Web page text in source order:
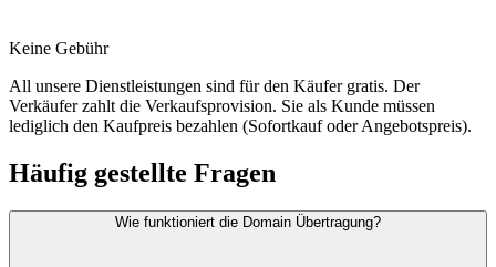
Keine Gebühr
All unsere Dienstleistungen sind für den Käufer gratis. Der
Verkäufer zahlt die Verkaufsprovision. Sie als Kunde müssen
lediglich den Kaufpreis bezahlen (Sofortkauf oder Angebotspreis).
Häufig gestellte Fragen
Wie funktioniert die Domain Übertragung?